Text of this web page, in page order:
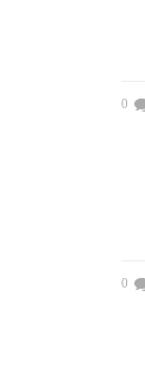
0
0